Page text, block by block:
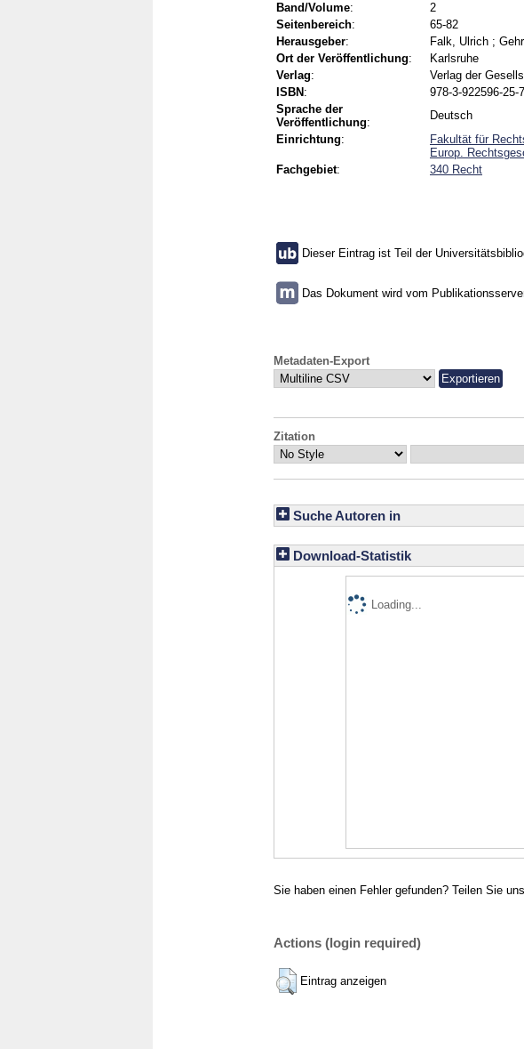
Band/Volume:
2
Seitenbereich:
65-82
Herausgeber: Falk, Ulrich ;
Ort der Veröffentlichung:
Karlsruhe
Verlag:
Verlag der
ISBN :
978-3-922596-25-
Sprache der
Veröffentlichung:
Deutsch
Einrichtung:
Fakultät für
Europ.
Fachgebiet: 340 Recht
Dieser Eintrag ist Teil der
Das Dokument wird vom
Metadaten-Export
Zitation
Suche Autoren in
Download-Statistik
Loading...
Sie haben einen Fehler gefunden? Teilen Sie
Actions (login required)
Eintrag anzeigen